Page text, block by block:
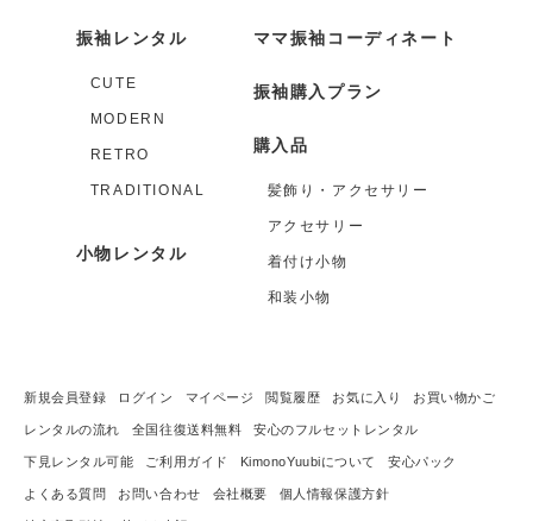
振袖レンタル
CUTE
MODERN
RETRO
TRADITIONAL
小物レンタル
ママ振袖コーディネート
振袖購入プラン
購入品
髪飾り・アクセサリー
アクセサリー
着付け小物
和装小物
新規会員登録 ログイン マイページ 閲覧履歴 お気に入り お買い物かご
レンタルの流れ 全国往復送料無料 安心のフルセットレンタル
下見レンタル可能 ご利用ガイド KimonoYuubiについて 安心パック
よくある質問 お問い合わせ 会社概要 個人情報保護方針